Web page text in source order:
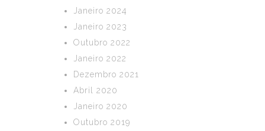
Janeiro 2024
Janeiro 2023
Outubro 2022
Janeiro 2022
Dezembro 2021
Abril 2020
Janeiro 2020
Outubro 2019